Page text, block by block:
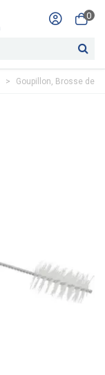
0
> Goupillon, Brosse de